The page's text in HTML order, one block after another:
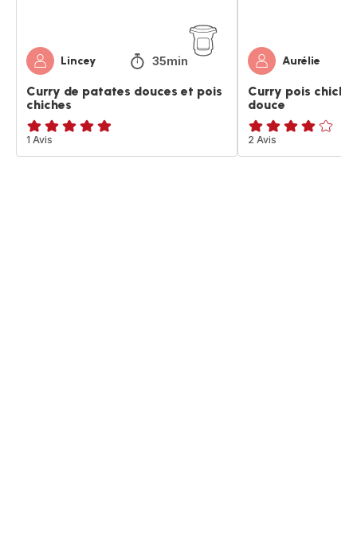
Lincey 35min
Curry de patates douces et pois
chiches
Avis
5
1 Avis
Aurélie
Curry pois
douce
Avis
4
2 Avis